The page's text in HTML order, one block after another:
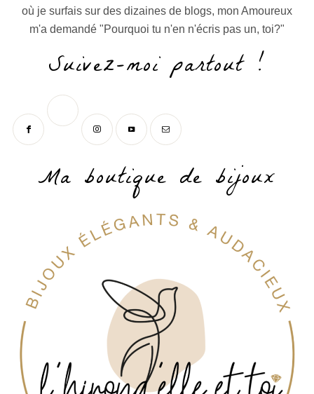
où je surfais sur des dizaines de blogs, mon Amoureux
m'a demandé "Pourquoi tu n'en n'écris pas un, toi?"
Suivez-moi partout !
Ma boutique de bijoux